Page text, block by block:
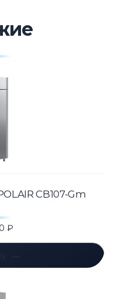
CB107-Gm
₽